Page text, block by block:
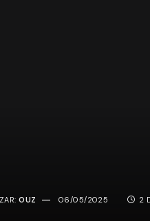
OUZ 06/05/2025 2